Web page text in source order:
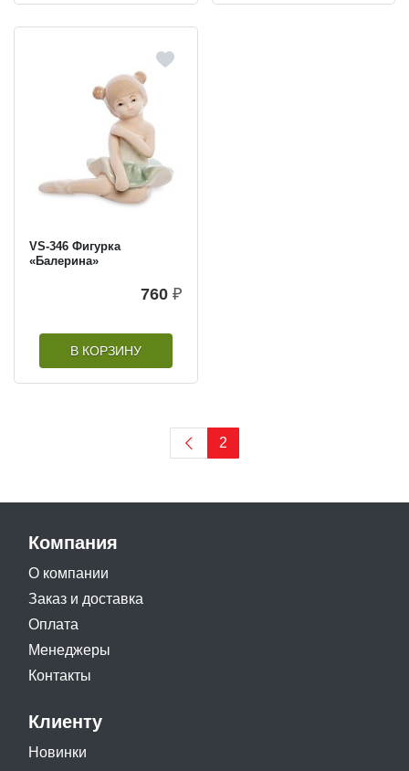
VS-346 Фигурка
«Балерина»
760 ₽
В КОРЗИНУ
2
Компания
О компании
Заказ и доставка
Оплата
Менеджеры
Контакты
Клиенту
Новинки